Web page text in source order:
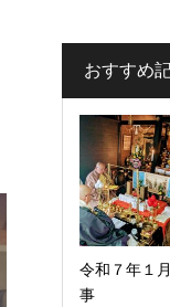
おすすめ
令和７年１
事